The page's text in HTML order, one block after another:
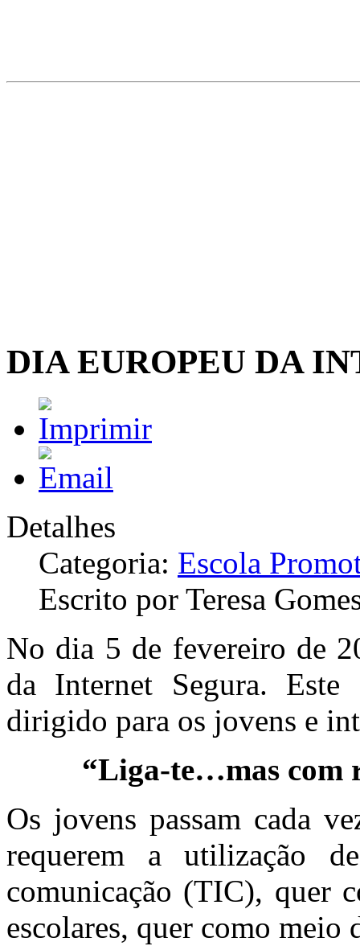
DIA EUROPEU DA
Detalhes
Categoria: Escola
Escrito por Teresa
No dia 5 de fevereiro de
da Internet Segura. Este
dirigido para os jovens e
“Liga-te…mas com
Os jovens passam cada
requerem a utilização
comunicação (TIC), quer
escolares, quer como meio